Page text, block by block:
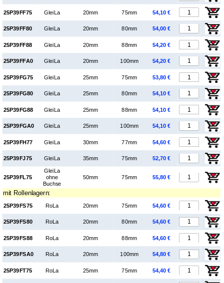
25P39FF75 GleiLa 20mm 75mm 54,10 €
25P39FF80 GleiLa 20mm 80mm 54,00 €
25P39FF88 GleiLa 20mm 88mm 54,20 €
25P39FFA0 GleiLa 20mm 100mm 54,20 €
25P39FG75 GleiLa 25mm 75mm 53,80 €
25P39FG80 GleiLa 25mm 80mm 54,10 €
25P39FG88 GleiLa 25mm 88mm 54,10 €
25P39FGA0 GleiLa 25mm 100mm 54,10 €
25P39FH77 GleiLa 30mm 77mm 54,60 €
25P39FJ75 GleiLa 35mm 75mm 52,70 €
25P39FL75
GleiLa
ohne
Buchse
50mm 75mm 55,80 €
mit Rollenlagern:
25P39FS75 RoLa 20mm 75mm 54,60 €
25P39FS80 RoLa 20mm 80mm 54,60 €
25P39FS88 RoLa 20mm 88mm 54,60 €
25P39FSA0 RoLa 20mm 100mm 54,80 €
25P39FT75 RoLa 25mm 75mm 54,40 €